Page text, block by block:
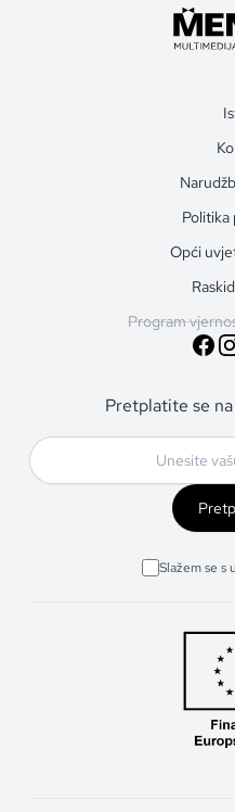
Opći
Program
Pretplatite se
Slažem se s